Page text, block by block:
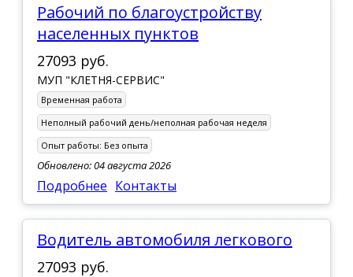
Рабочий по благоустройству
населенных пунктов
27093 руб.
МУП "КЛЕТНЯ-СЕРВИС"
Временная работа
Неполный рабочий день/неполная рабочая неделя
Опыт работы: Без опыта
Обновлено: 04 августа 2026
Подробнее Контакты
Водитель автомобиля легкового
27093 руб.